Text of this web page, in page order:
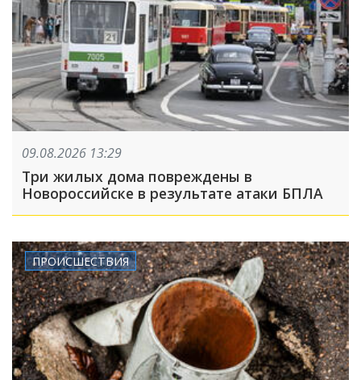
09.08.2026 13:29
Три жилых дома повреждены в
Новороссийске в результате атаки БПЛА
ПРОИСШЕСТВИЯ